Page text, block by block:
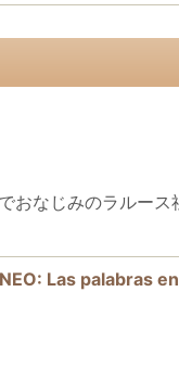
なじみのラルース
Las palabras